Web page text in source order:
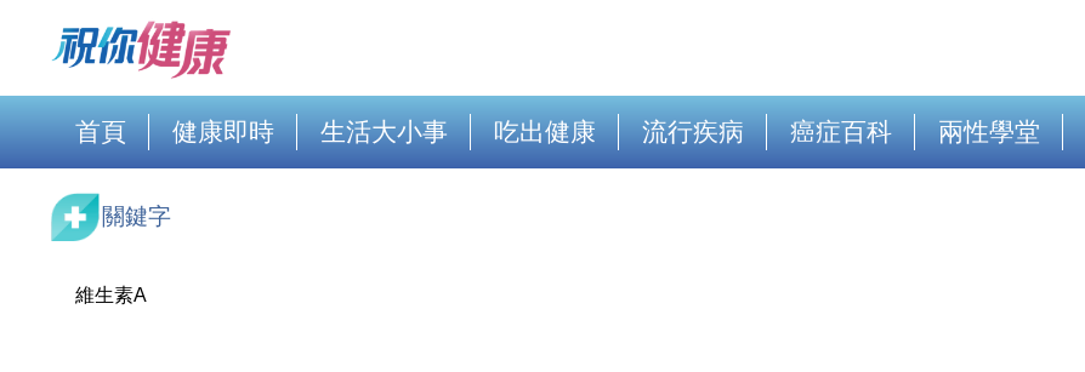
首頁 健康即時 生活大小事 吃出健康 流行疾病 癌症百科 兩性學堂
關鍵字
維生素A